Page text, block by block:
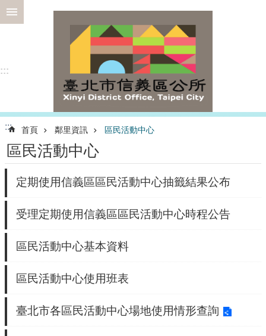
跳到主要內容區塊
選
專
區
為
服
務
認
義
機
關
:::
::: 首頁 鄰里資訊 區民活動中心
區民活動中心
定期使用信義區區民活動中心抽籤結果公布
受理定期使用信義區區民活動中心時程公告
區民活動中心基本資料
區民活動中心使用班表
臺北市各區民活動中心場地使用情形查詢